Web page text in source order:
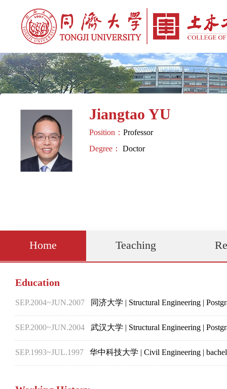
Jiangtao YU
Position：Professor
Degree：Doctor
Home Teaching
Education
SEP.2004~JUN.2007 同济大学 | Structural Engineering |
SEP.2000~JUN.2004 武汉大学 | Structural Engineering |
SEP.1993~JUL.1997 华中科技大学 | Civil Engineering |